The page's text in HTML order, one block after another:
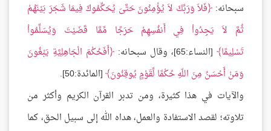
سبحانه: فَلاَ وَرَبِّكَ لاَ يُؤْمِنُونَ حَتَّىَ يُحَكِّمُوكَ فِيمَا شَجَرَ بَيْنَهُمْ
ثُمَّ لاَ يَجِدُواْ فِي أَنفُسِهِمْ حَرَجًا مِّمَّا قَضَيْتَ وَيُسَلِّمُواْ
تَسْلِيمًا [النساء:65]، وقال سبحانه:
أَفَحُكْمَ الْجَاهِلِيَّةِ يَبْغُونَ
وَمَنْ أَحْسَنُ مِنَ اللّهِ حُكْمًا لِّقَوْمٍ يُوقِنُونَ [المائدة:50].
والآيات في هذا كثيرة، ومن تدبر القرآن الكريم وأكثر من
تلاوته؛ لقصد الاستفادة والعمل، هداه الله إلى سبيل الحق، كما